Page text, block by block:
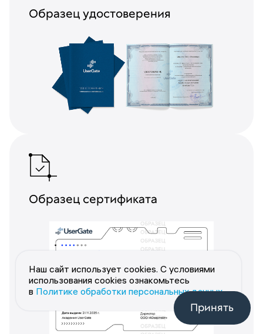
Образец удостоверения
Образец сертификата
Наш сайт использует cookies. С условиями
использования cookies ознакомьтесь
в Политике обработки персональных данных.
Принять